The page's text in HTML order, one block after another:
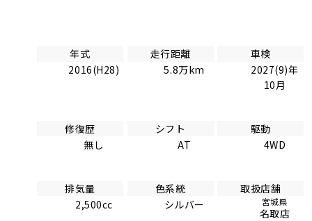
年式
2016(H28)
走行距離
5.8万km
車検
2027(9)年
10月
修復歴
無し
シフト
AT
駆動
4WD
排気量
2,500cc
色系統
シルバー
取扱店舗
宮城県
名取店